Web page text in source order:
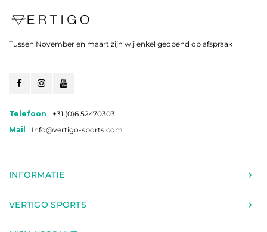
Tussen November en maart zijn wij enkel geopend op afspraak
Telefoon
+31 (0)6 52470303
Mail
Info@vertigo-sports.com
INFORMATIE
VERTIGO SPORTS